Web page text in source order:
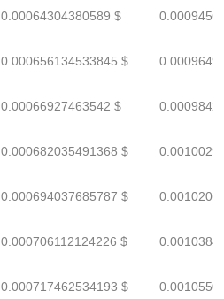
0.00064304380589 $
0.000656134533845 $
0.00066927463542 $
0.000682035491368 $
0.000694037685787 $
0.000706112124226 $
0.000717462534193 $